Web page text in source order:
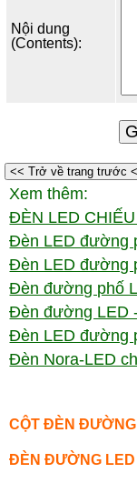
Nội dung
(Contents):
<< Trở về trang trước
Xem thêm:
ĐÈN LED
Đèn LED đường
Đèn LED đường
Đèn đường phố
Đèn đường LED
Đèn LED đường
Đèn Nora-LED
CỘT ĐÈN ĐƯỜNG
ĐÈN ĐƯỜNG LED